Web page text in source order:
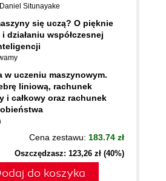
Daniel Situnayake
się uczą? O pięknie
działaniu współczesnej
w uczeniu maszynowym.
liniową, rachunek
i całkowy oraz rachunek
Cena zestawu: 183.74 zł
Oszczędzasz: 123,26 zł (40%)
do koszyka